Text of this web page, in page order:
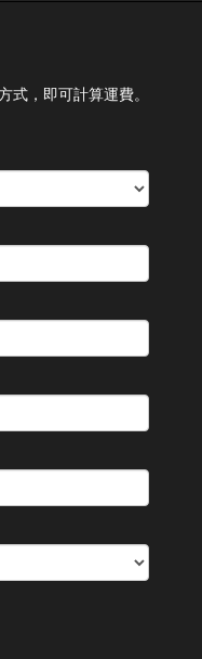
式，即可計算運費。